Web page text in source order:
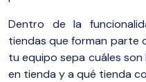
Dentro de la
tiendas que forman parte
tu equipo sepa cuáles
en tienda y a qué tienda